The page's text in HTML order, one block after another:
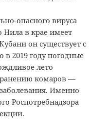
опасного вируса
Нила в крае имеет
он существует с
в 2019 году погодные
лето
комаров —
Именно
Роспотребнадзора